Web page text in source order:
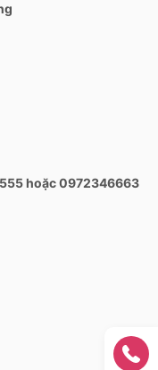
hoặc 0972346663